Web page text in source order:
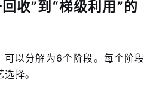
收”到“梯级利用”的
可以分解为6个阶段。每个阶段
择。